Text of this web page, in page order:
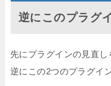
逆にこのプラグ
先にプラグインの見直
逆にこの2つのプラグイ